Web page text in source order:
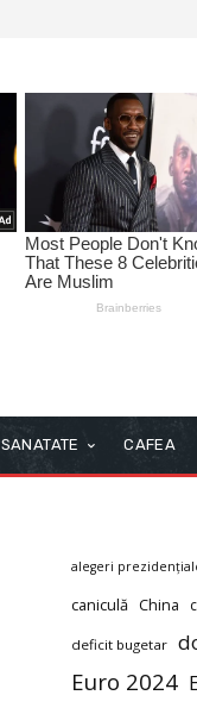
SANATATE CAFEA
alegeri
caniculă China
deficit bugetar
Euro 2024